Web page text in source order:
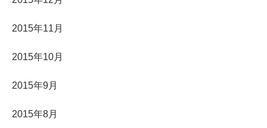
2015年11月
2015年10月
2015年9月
2015年8月